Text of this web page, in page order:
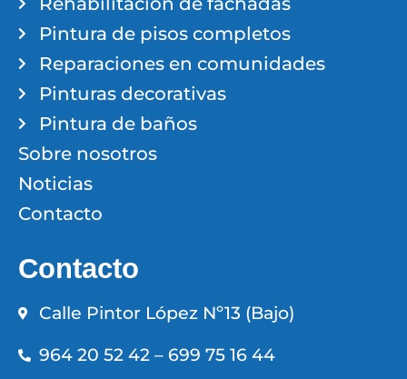
Pintura de pisos completos
Reparaciones en comunidades
Pinturas decorativas
Pintura de baños
Sobre nosotros
Noticias
Contacto
Contacto
Calle Pintor López Nº13 (Bajo)
964 20 52 42 – 699 75 16 44